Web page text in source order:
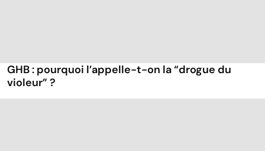
GHB : pourquoi l’appelle-t-on la “drogue du
violeur” ?